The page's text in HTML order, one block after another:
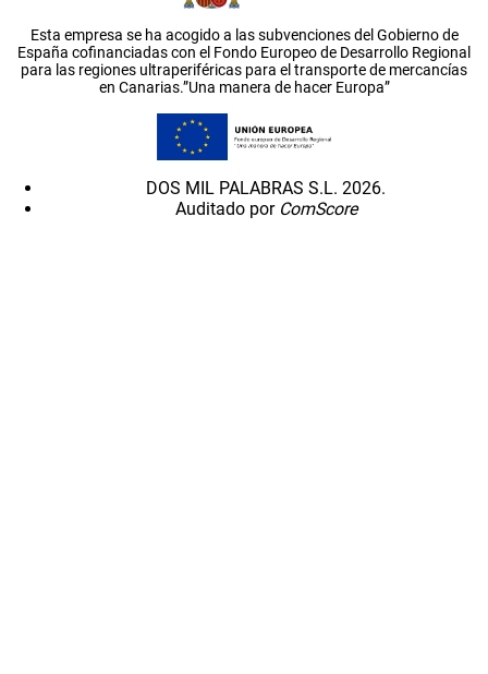
Esta empresa se ha acogido a las subvenciones del Gobierno de
España cofinanciadas con el Fondo Europeo de Desarrollo Regional
para las regiones ultraperiféricas para el transporte de mercancías
en Canarias.”Una manera de hacer Europa”
DOS MIL PALABRAS S.L. 2026.
Auditado por ComScore